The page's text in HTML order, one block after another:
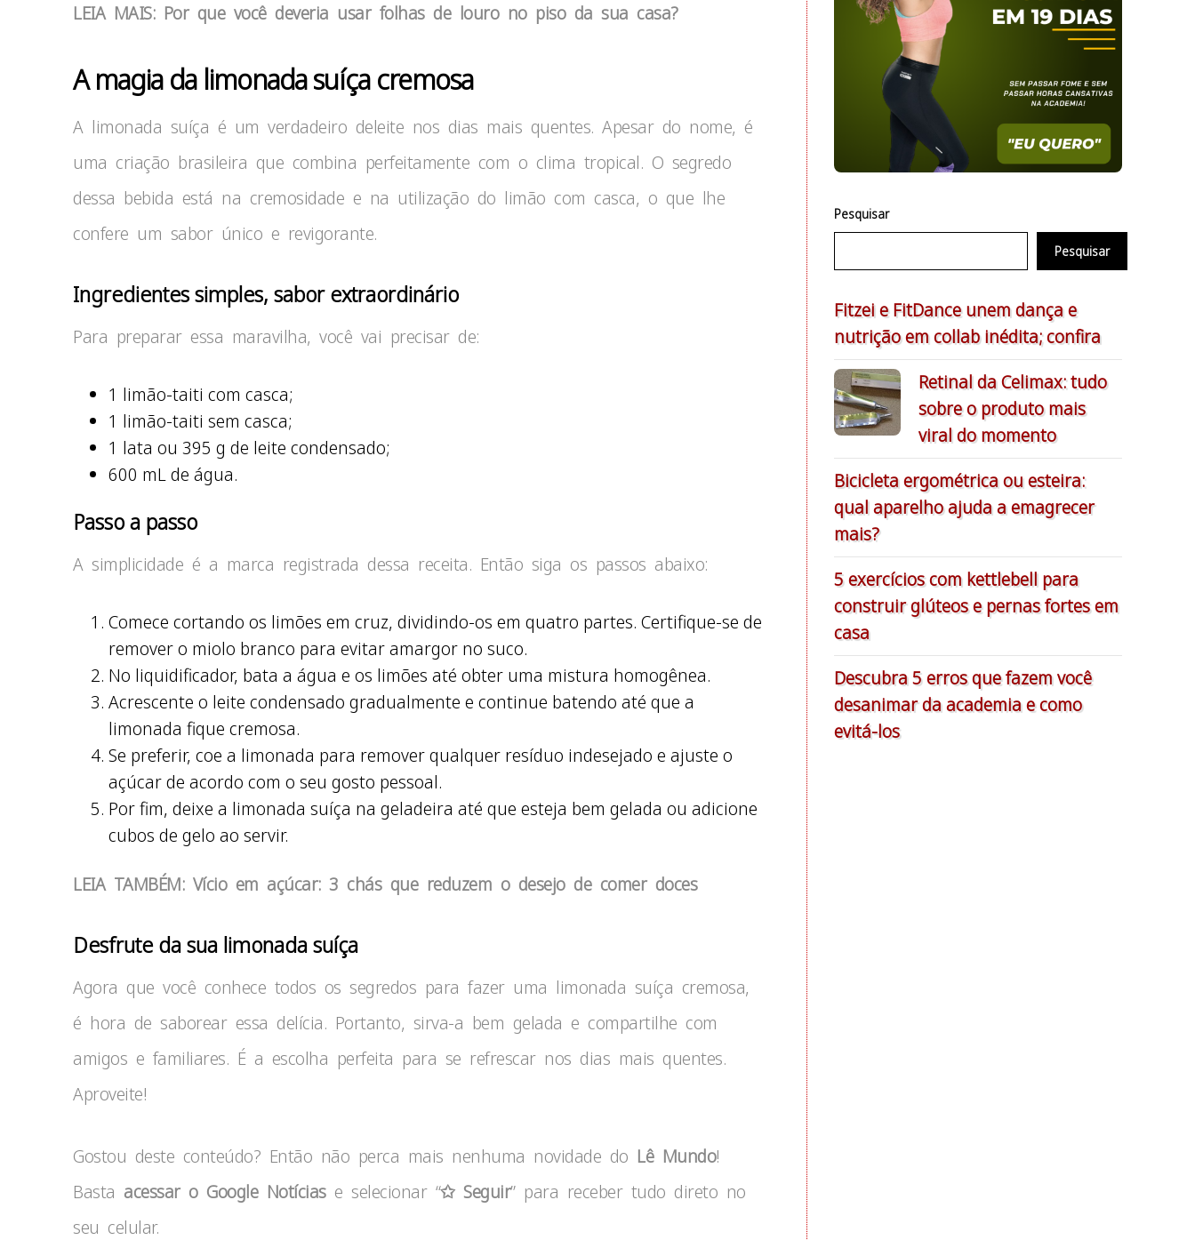
LEIA MAIS: Por que você deveria usar folhas de louro no piso da sua casa?
A magia da limonada suíça cremosa
A limonada suíça é um verdadeiro deleite nos dias mais quentes. Apesar do nome, é
uma criação brasileira que combina perfeitamente com o clima tropical. O segredo
dessa bebida está na cremosidade e na utilização do limão com casca, o que lhe
confere um sabor único e revigorante.
Ingredientes simples, sabor extraordinário
Para preparar essa maravilha, você vai precisar de:
1 limão-taiti com casca;
1 limão-taiti sem casca;
1 lata ou 395 g de leite condensado;
600 mL de água.
Passo a passo
A simplicidade é a marca registrada dessa receita. Então siga os passos abaixo:
Comece cortando os limões em cruz, dividindo-os em quatro partes. Certifique-se de
remover o miolo branco para evitar amargor no suco.
No liquidificador, bata a água e os limões até obter uma mistura homogênea.
Acrescente o leite condensado gradualmente e continue batendo até que a
limonada fique cremosa.
Se preferir, coe a limonada para remover qualquer resíduo indesejado e ajuste o
açúcar de acordo com o seu gosto pessoal.
Por fim, deixe a limonada suíça na geladeira até que esteja bem gelada ou adicione
cubos de gelo ao servir.
LEIA TAMBÉM: Vício em açúcar: 3 chás que reduzem o desejo de comer doces
Desfrute da sua limonada suíça
Agora que você conhece todos os segredos para fazer uma limonada suíça cremosa,
é hora de saborear essa delícia. Portanto, sirva-a bem gelada e compartilhe com
amigos e familiares. É a escolha perfeita para se refrescar nos dias mais quentes.
Aproveite!
Gostou deste conteúdo? Então não perca mais nenhuma novidade do Lê Mundo!
Basta acessar o Google Notíciase selecionar “✩ Seguir” para receber tudo direto no
seu celular.
Pesquisar
Pesquisar
Fitzei e FitDance unem dança e
nutrição em collab inédita; confira
Retinal da Celimax: tudo
sobre o produto mais
viral do momento
Bicicleta ergométrica ou esteira:
qual aparelho ajuda a emagrecer
mais?
5 exercícios com kettlebell para
construir glúteos e pernas fortes em
casa
Descubra 5 erros que fazem você
desanimar da academia e como
evitá-los